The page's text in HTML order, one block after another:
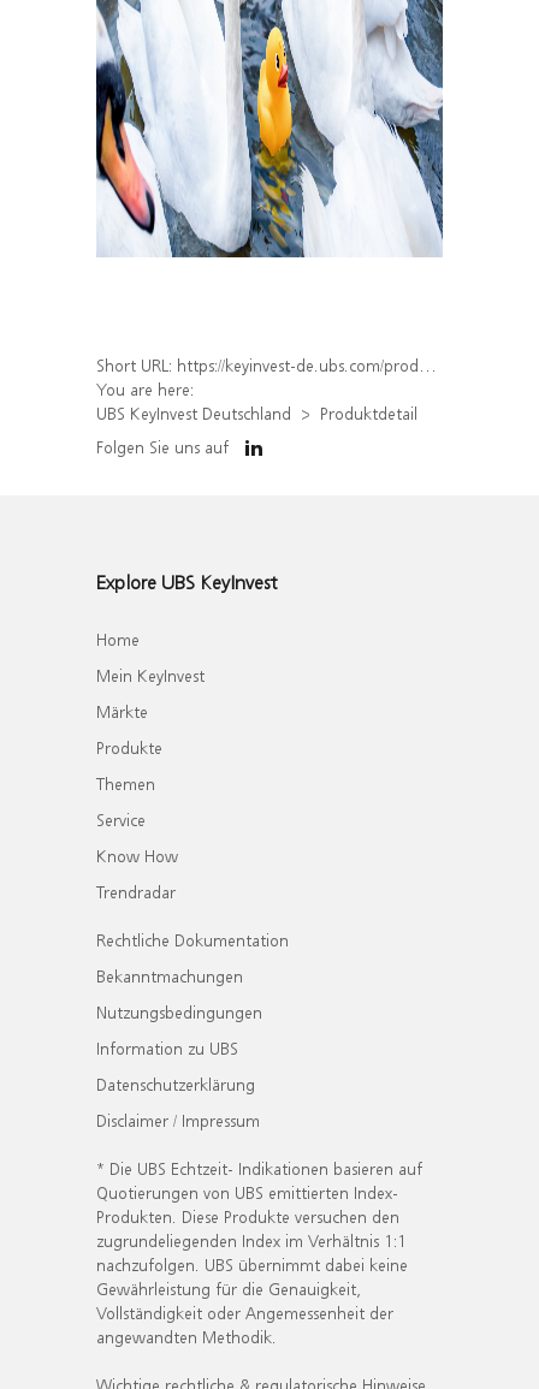
Short URL: https://keyinvest-de.ubs.com/produkt/detail/index/isin/DE000WA63Z49
You are here:
UBS KeyInvest Deutschland
Produktdetail
Folgen Sie uns auf
Explore UBS KeyInvest
Home
Mein KeyInvest
Märkte
Produkte
Themen
Service
Know How
Trendradar
Rechtliche Dokumentation
Bekanntmachungen
Nutzungsbedingungen
Information zu UBS
Datenschutzerklärung
Disclaimer / Impressum
* Die UBS Echtzeit- Indikationen basieren auf
Quotierungen von UBS emittierten Index-
Produkten. Diese Produkte versuchen den
zugrundeliegenden Index im Verhältnis 1:1
nachzufolgen. UBS übernimmt dabei keine
Gewährleistung für die Genauigkeit,
Vollständigkeit oder Angemessenheit der
angewandten Methodik.